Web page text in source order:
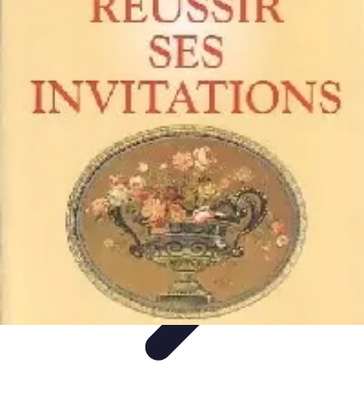
Calculez Votre Rachat
Calcul de Rachat
Astuce et Conseils
Calculez Votre Rachat